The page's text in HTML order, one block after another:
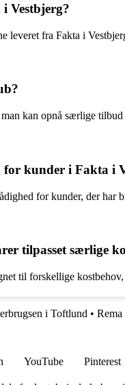
Vestbjerg?
leveret fra Fakta i
kan opnå særlige tilbud
kunder i Fakta i
for kunder, der har
tilpasset særlige
til forskellige
i Toftlund •
YouTube Pinterest